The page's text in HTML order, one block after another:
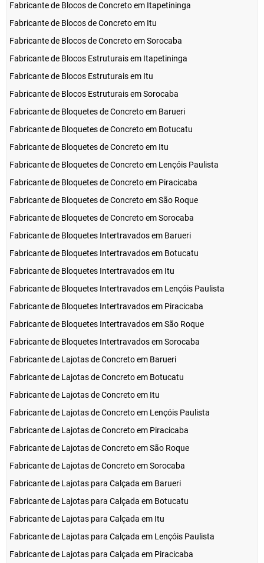
Fabricante de Blocos de Concreto em Itapetininga
Fabricante de Blocos de Concreto em Itu
Fabricante de Blocos de Concreto em Sorocaba
Fabricante de Blocos Estruturais em Itapetininga
Fabricante de Blocos Estruturais em Itu
Fabricante de Blocos Estruturais em Sorocaba
Fabricante de Bloquetes de Concreto em Barueri
Fabricante de Bloquetes de Concreto em Botucatu
Fabricante de Bloquetes de Concreto em Itu
Fabricante de Bloquetes de Concreto em Lençóis Paulista
Fabricante de Bloquetes de Concreto em Piracicaba
Fabricante de Bloquetes de Concreto em São Roque
Fabricante de Bloquetes de Concreto em Sorocaba
Fabricante de Bloquetes Intertravados em Barueri
Fabricante de Bloquetes Intertravados em Botucatu
Fabricante de Bloquetes Intertravados em Itu
Fabricante de Bloquetes Intertravados em Lençóis Paulista
Fabricante de Bloquetes Intertravados em Piracicaba
Fabricante de Bloquetes Intertravados em São Roque
Fabricante de Bloquetes Intertravados em Sorocaba
Fabricante de Lajotas de Concreto em Barueri
Fabricante de Lajotas de Concreto em Botucatu
Fabricante de Lajotas de Concreto em Itu
Fabricante de Lajotas de Concreto em Lençóis Paulista
Fabricante de Lajotas de Concreto em Piracicaba
Fabricante de Lajotas de Concreto em São Roque
Fabricante de Lajotas de Concreto em Sorocaba
Fabricante de Lajotas para Calçada em Barueri
Fabricante de Lajotas para Calçada em Botucatu
Fabricante de Lajotas para Calçada em Itu
Fabricante de Lajotas para Calçada em Lençóis Paulista
Fabricante de Lajotas para Calçada em Piracicaba